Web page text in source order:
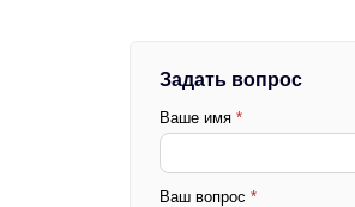
Задать вопрос
Ваше имя *
Ваш вопрос *